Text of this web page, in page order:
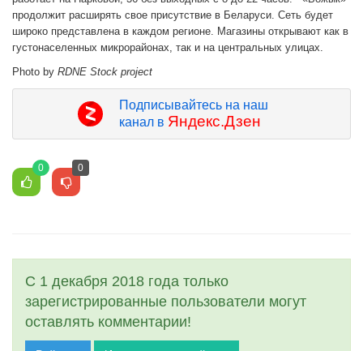
продолжит расширять свое присутствие в Беларуси. Сеть будет
широко представлена в каждом регионе. Магазины открывают как в
густонаселенных микрорайонах, так и на центральных улицах.
Photo by RDNE Stock project
Подписывайтесь на наш
канал в Яндекс.Дзен
0 0
С 1 декабря 2018 года только
зарегистрированные пользователи могут
оставлять комментарии!